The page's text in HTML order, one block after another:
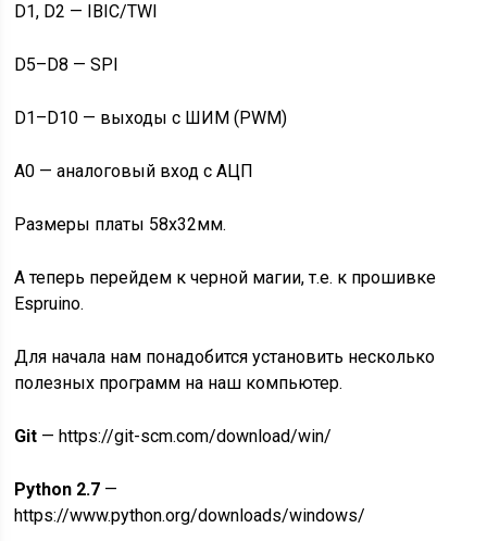
D1, D2 — IВІC/TWI
D5–D8 — SPI
D1–D10 — выходы с ШИМ (PWM)
A0 — аналоговый вход с АЦП
Размеры платы 58х32мм.
А теперь перейдем к черной магии, т.е. к прошивке
Espruino.
Для начала нам понадобится установить несколько
полезных программ на наш компьютер.
Git — https://git-scm.com/download/win/
Python 2.7 —
https://www.python.org/downloads/windows/